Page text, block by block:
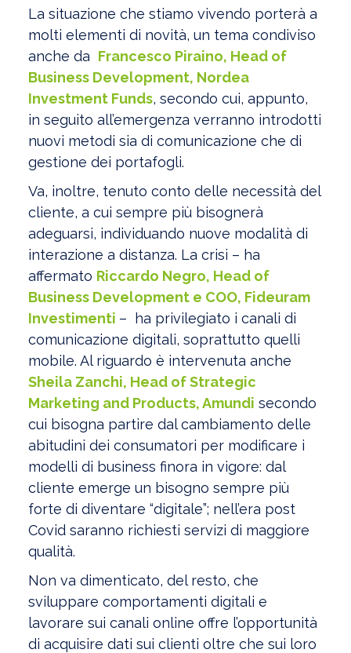
La situazione che stiamo vivendo porterà a
molti elementi di novità, un tema condiviso
anche da Francesco Piraino, Head of
Business Development, Nordea
Investment Funds, secondo cui, appunto,
in seguito all’emergenza verranno introdotti
nuovi metodi sia di comunicazione che di
gestione dei portafogli.
Va, inoltre, tenuto conto delle necessità del
cliente, a cui sempre più bisognerà
adeguarsi, individuando nuove modalità di
interazione a distanza. La crisi – ha
affermato Riccardo Negro, Head of
Business Development e COO, Fideuram
Investimenti – ha privilegiato i canali di
comunicazione digitali, soprattutto quelli
mobile. Al riguardo è intervenuta anche
Sheila Zanchi, Head of Strategic
Marketing and Products, Amundi secondo
cui bisogna partire dal cambiamento delle
abitudini dei consumatori per modificare i
modelli di business finora in vigore: dal
cliente emerge un bisogno sempre più
forte di diventare “digitale”; nell’era post
Covid saranno richiesti servizi di maggiore
qualità.
Non va dimenticato, del resto, che
sviluppare comportamenti digitali e
lavorare sui canali online offre l’opportunità
di acquisire dati sui clienti oltre che sui loro